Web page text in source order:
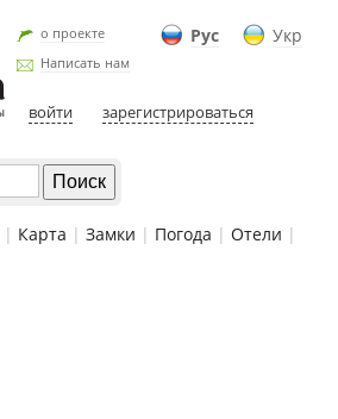
Рус Укр
о проекте
Написать нам
войти зарегистрироваться
| Карта | Замки | Погода | Отели |